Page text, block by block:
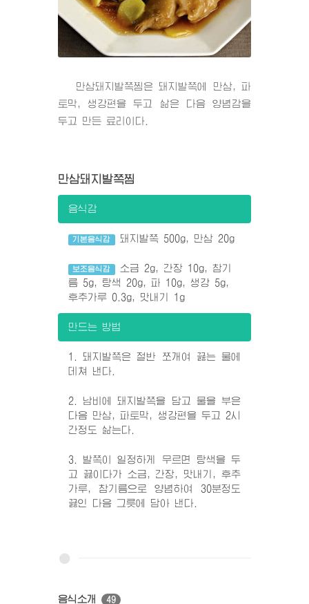
만삼돼지발쪽찜은 돼지발쪽에 만삼, 파
토막, 생강편을 두고 삶은 다음 양념감을
두고 만든 료리이다.
만삼돼지발쪽찜
음식감
기본음식감 돼지발쪽 500g, 만삼 20g
보조음식감
소금 2g, 간장 10g, 참기
름 5g, 탕색 20g, 파 10g, 생강 5g,
후추가루 0.3g, 맛내기 1g
만드는 방법
1. 돼지발쪽은 절반 쪼개여 끓는 물에
데쳐 낸다.
2. 남비에 돼지발쪽을 담고 물을 부은
다음 만삼, 파토막, 생강편을 두고 2시
간정도 삶는다.
3. 발쪽이 일정하게 무르면 탕색을 두
고 끓이다가 소금, 간장, 맛내기, 후추
가루, 참기름으로 양념하여 30분정도
끓인 다음 그릇에 담아 낸다.
음식소개 49